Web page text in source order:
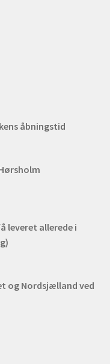
åbningstid
leveret allerede i
og Nordsjælland ved